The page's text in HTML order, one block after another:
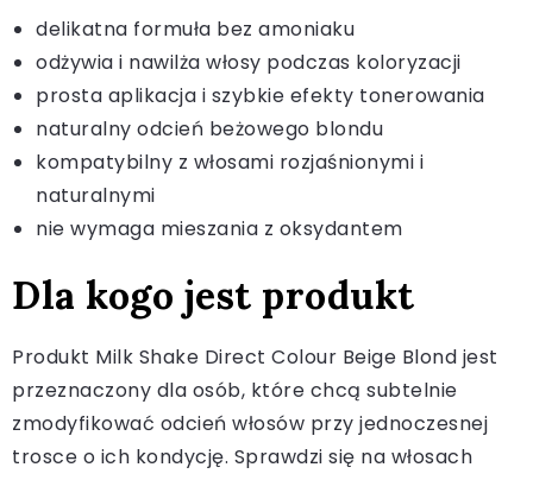
delikatna formuła bez amoniaku
odżywia i nawilża włosy podczas koloryzacji
prosta aplikacja i szybkie efekty tonerowania
naturalny odcień beżowego blondu
kompatybilny z włosami rozjaśnionymi i
naturalnymi
nie wymaga mieszania z oksydantem
Dla kogo jest produkt
Produkt Milk Shake Direct Colour Beige Blond jest
przeznaczony dla osób, które chcą subtelnie
zmodyfikować odcień włosów przy jednoczesnej
trosce o ich kondycję. Sprawdzi się na włosach